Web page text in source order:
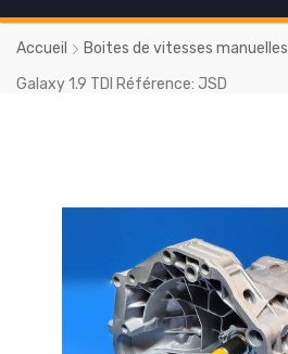
Accueil Boites de vitesses manuelles
Galaxy 1.9 TDI Référence: JSD